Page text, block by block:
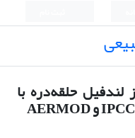
لندفیل حلقه‌دره با